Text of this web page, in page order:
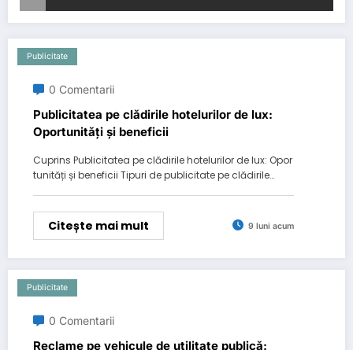
Publicitate
0 Comentarii
Publicitatea pe clădirile hotelurilor de lux:
Oportunități și beneficii
Cuprins Publicitatea pe clădirile hotelurilor de lux: Opor
tunități și beneficii Tipuri de publicitate pe clădirile…
Citește mai mult 9 luni acum
Publicitate
0 Comentarii
Reclame pe vehicule de utilitate publică: